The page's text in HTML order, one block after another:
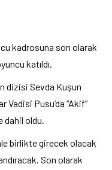
kadrosuna son olarak
katıldı.
dizisi Sevda Kuşun
Vadisi Pusu’da “Akif”
dahil oldu.
birlikte girecek olacak
Son olarak